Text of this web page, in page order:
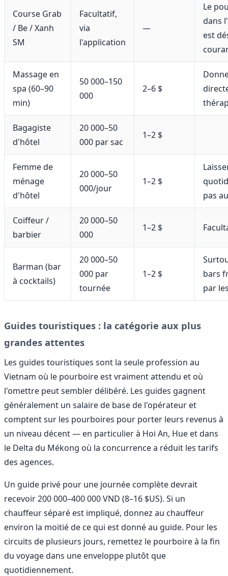
Course Grab
/ Be / Xanh
SM
Facultatif,
via
l'application
—
Le
dans
est
Massage en
spa (60–90
min)
50 000–150
000
2–6 $
Bagagiste
d'hôtel
20 000–50
000 par sac
1–2 $
Femme de
ménage
d'hôtel
20 000–50
000/jour
1–2 $
pas
Coiffeur /
barbier
20 000–50
000
1–2 $
Barman (bar
à cocktails)
20 000–50
000 par
tournée
1–2 $
bars
par
Guides touristiques : la catégorie aux plus
grandes attentes
Les guides touristiques sont la seule profession au
Vietnam où le pourboire est vraiment attendu et où
l'omettre peut sembler délibéré. Les guides gagnent
généralement un salaire de base de l'opérateur et
comptent sur les pourboires pour porter leurs revenus à
un niveau décent — en particulier à Hoi An, Hue et dans
le Delta du Mékong où la concurrence a réduit les tarifs
des agences.
Un guide privé pour une journée complète devrait
recevoir 200 000–400 000 VND (8–16 $US). Si un
chauffeur séparé est impliqué, donnez au chauffeur
environ la moitié de ce qui est donné au guide. Pour les
circuits de plusieurs jours, remettez le pourboire à la fin
du voyage dans une enveloppe plutôt que
quotidiennement.